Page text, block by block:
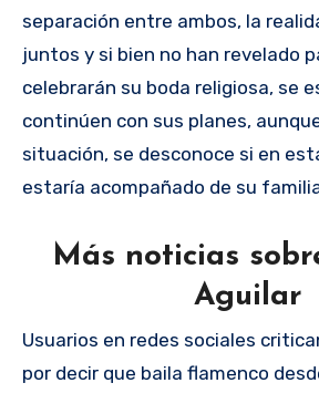
separación entre ambos, la
juntos y si bien no han revelado
celebrarán su boda religiosa, se
continúen con sus planes,
situación, se desconoce si en
estaría acompañado de su
Más noticias
Aguilar
Usuarios en redes sociales
por decir que baila flamenco